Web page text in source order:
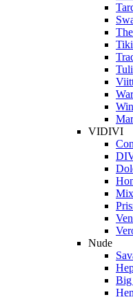
VIDIVI
Nude
Big